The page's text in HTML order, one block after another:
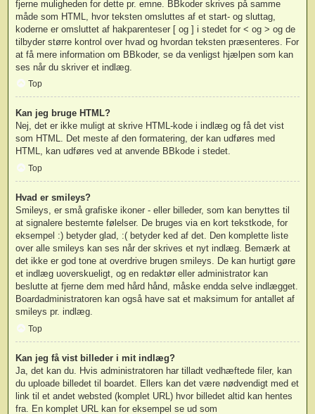
fjerne muligheden for dette pr. emne. BBkoder skrives på samme
måde som HTML, hvor teksten omsluttes af et start- og sluttag,
koderne er omsluttet af hakparenteser [ og ] i stedet for < og > og de
tilbyder større kontrol over hvad og hvordan teksten præsenteres. For
at få mere information om BBkoder, se da venligst hjælpen som kan
ses når du skriver et indlæg.
Top
Kan jeg bruge HTML?
Nej, det er ikke muligt at skrive HTML-kode i indlæg og få det vist
som HTML. Det meste af den formatering, der kan udføres med
HTML, kan udføres ved at anvende BBkode i stedet.
Top
Hvad er smileys?
Smileys, er små grafiske ikoner - eller billeder, som kan benyttes til
at signalere bestemte følelser. De bruges via en kort tekstkode, for
eksempel :) betyder glad, :( betyder ked af det. Den komplette liste
over alle smileys kan ses når der skrives et nyt indlæg. Bemærk at
det ikke er god tone at overdrive brugen smileys. De kan hurtigt gøre
et indlæg uoverskueligt, og en redaktør eller administrator kan
beslutte at fjerne dem med hård hånd, måske endda selve indlægget.
Boardadministratoren kan også have sat et maksimum for antallet af
smileys pr. indlæg.
Top
Kan jeg få vist billeder i mit indlæg?
Ja, det kan du. Hvis administratoren har tilladt vedhæftede filer, kan
du uploade billedet til boardet. Ellers kan det være nødvendigt med et
link til et andet websted (komplet URL) hvor billedet altid kan hentes
fra. En komplet URL kan for eksempel se ud som